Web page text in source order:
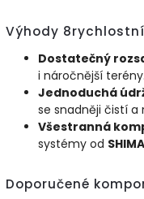
Výhody
Dostatečný
i náročnější terény.
Jednoduchá
se snadněji čistí a
Všestranná
systémy od
Doporučené